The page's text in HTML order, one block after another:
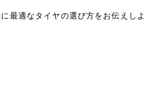
最適なタイヤの選び方をお伝えしよ